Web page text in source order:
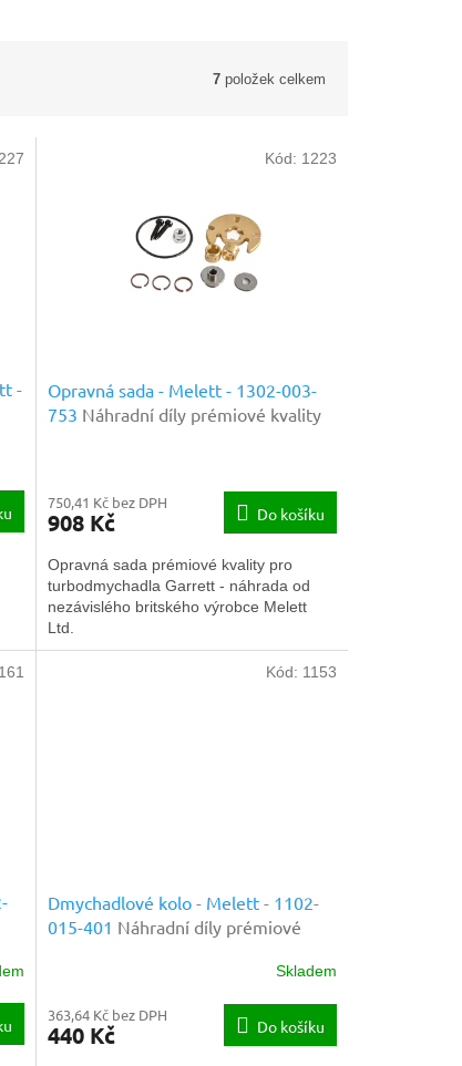
7 položek celkem
-
Opravná sada - Melett - 1302-003-
753 Náhradní díly prémiové kvality
750,41 Kč bez DPH
908 Kč Do košíku
Opravná sada prémiové kvality pro
turbodmychadla Garrett - náhrada od
nezávislého britského výrobce Melett
Ltd.
Kód: 1223
Dmychadlové kolo - Melett - 1102-
015-401 Náhradní díly prémiové
Skladem
363,64 Kč bez DPH
440 Kč Do košíku
Kód: 1153